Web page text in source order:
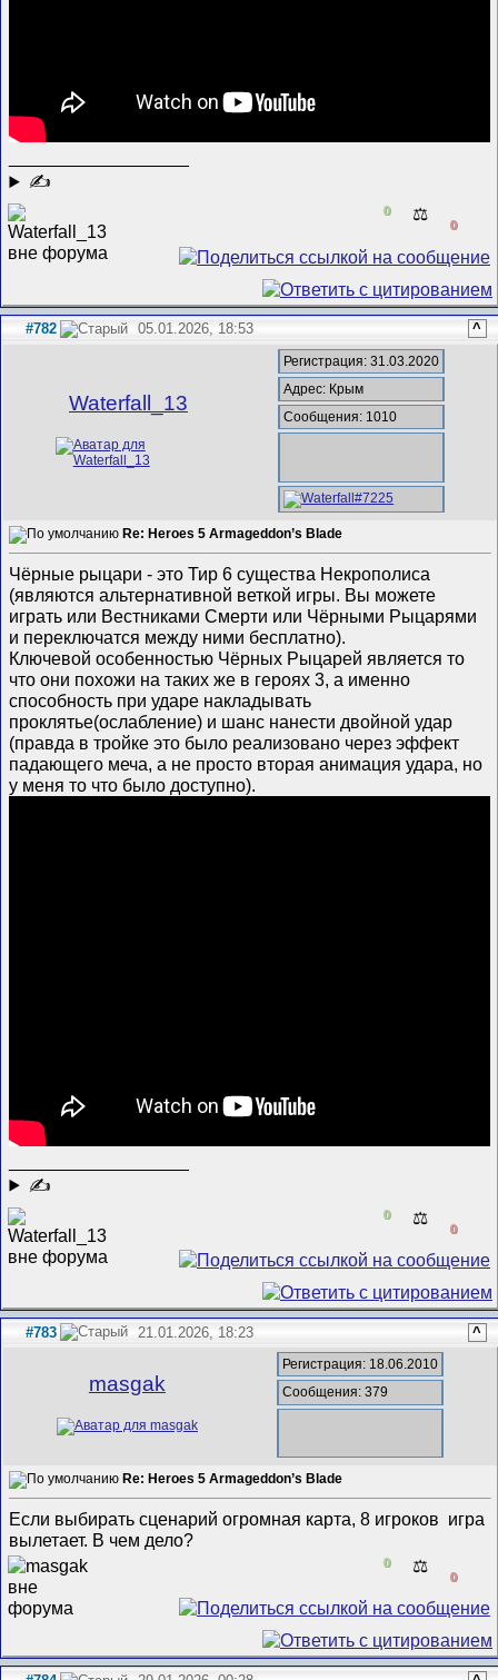
✍
0 ⚖️
0
#782 05.01.2026, 18:53 ^
Waterfall_13
Регистрация: 31.03.2020
Адрес: Крым
Сообщения: 1010
Re: Heroes 5 Armageddon’s Blade
Чёрные рыцари - это Тир 6 существа Некрополиса
(являются альтернативной веткой игры. Вы можете
играть или Вестниками Смерти или Чёрными Рыцарями
и переключатся между ними бесплатно).
Ключевой особенностью Чёрных Рыцарей является то
что они похожи на таких же в героях 3, а именно
способность при ударе накладывать
проклятье(ослабление) и шанс нанести двойной удар
(правда в тройке это было реализовано через эффект
падающего меча, а не просто вторая анимация удара, но
у меня то что было доступно).
✍
0 ⚖️
0
#783 21.01.2026, 18:23 ^
masgak
Регистрация: 18.06.2010
Сообщения: 379
Re: Heroes 5 Armageddon’s Blade
Если выбирать сценарий огромная карта, 8 игроков игра
вылетает. В чем дело?
0 ⚖️
0